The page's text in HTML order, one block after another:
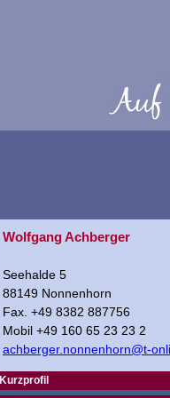
Wolfgang Achberger
Seehalde 5
88149 Nonnenhorn
Fax. +49 8382 887756
Mobil +49 160 65 23 23 2
achberger.nonnenhorn@t-
Kurzprofil